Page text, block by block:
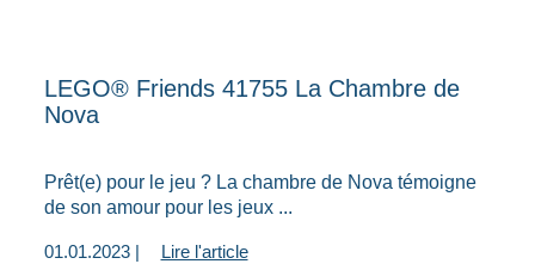
LEGO® Friends 41755 La Chambre de
Nova
Prêt(e) pour le jeu ? La chambre de Nova témoigne
de son amour pour les jeux ...
01.01.2023 | Lire l'article